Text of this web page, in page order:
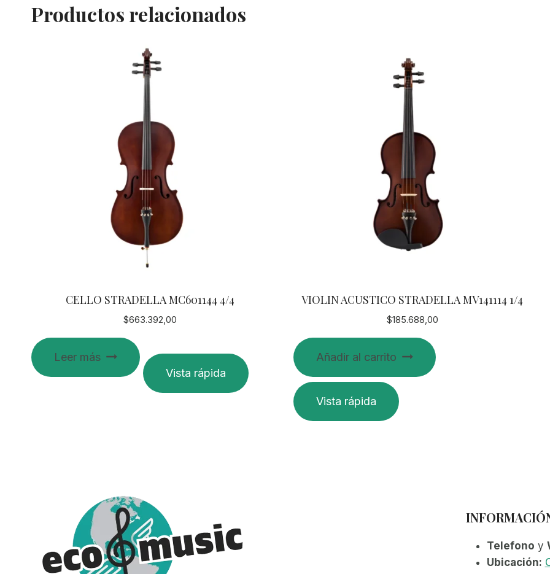
Productos relacionados
CELLO STRADELLA MC601144 4/4
$663.392,00
Leer más
Vista rápida
VIOLIN ACUSTICO STRADELLA MV141114 1/4
$185.688,00
Añadir al carrito
Vista rápida
Telefono y
Ubicación: